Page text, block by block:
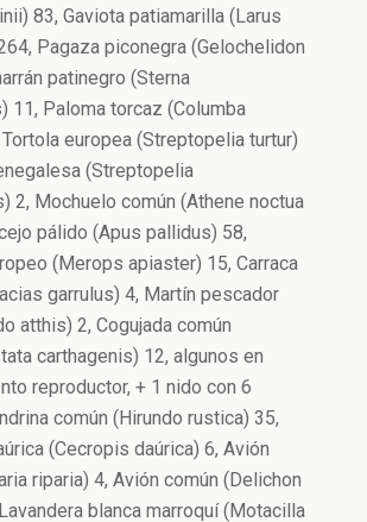
83, Gaviota patiamarilla (Larus
Pagaza piconegra (Gelochelidon
patinegro (Sterna
11, Paloma torcaz (Columba
europea (Streptopelia turtur)
(Streptopelia
2, Mochuelo común (Athene noctua
pálido (Apus pallidus) 58,
(Merops apiaster) 15, Carraca
garrulus) 4, Martín pescador
atthis) 2, Cogujada común
carthagenis) 12, algunos en
reproductor, + 1 nido con 6
común (Hirundo rustica) 35,
(Cecropis daúrica) 6, Avión
riparia) 4, Avión común (Delichon
blanca marroquí (Motacilla